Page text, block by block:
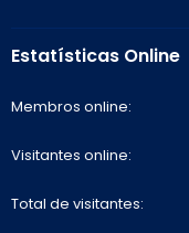
Estatísticas Online
Membros online
Visitantes online
Total de visitantes